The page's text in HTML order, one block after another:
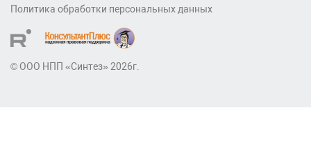
Политика обработки персональных данных
© ООО НПП «Синтез» 2026г.